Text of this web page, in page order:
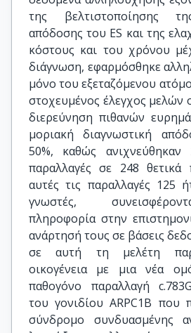
της βελτιστοποίησης
απόδοσης του ES και της
κόστους και του χρόνου
διάγνωση, εφαρμόσθηκε
μόνο του εξεταζόμενου
στοχευμένος έλεγχος μελών
διερεύνηση πιθανών
μοριακή διαγνωστική
50%, καθώς ανιχνεύθηκαν
παραλλαγές σε 248 θετικά
αυτές τις παραλλαγές 125
γνωστές,
πληροφορία στην
ανάρτησή τους σε βάσεις
σε αυτή τη μελέτη
οικογένεια με μια νέα
παθογόνο παραλλαγή
του γονιδίου ARPC1B που
σύνδρομο συνδυασμένης